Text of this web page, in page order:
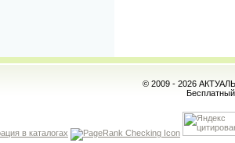
© 2009 - 2026